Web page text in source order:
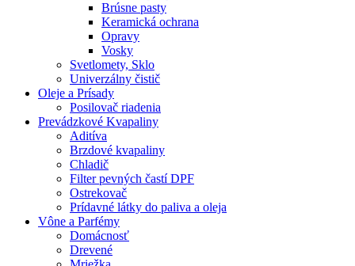
Brúsne pasty
Keramická ochrana
Opravy
Vosky
Svetlomety, Sklo
Univerzálny čistič
Oleje a Prísady
Posilovač riadenia
Prevádzkové Kvapaliny
Aditíva
Brzdové kvapaliny
Chladič
Filter pevných častí DPF
Ostrekovač
Prídavné látky do paliva a oleja
Vône a Parfémy
Domácnosť
Drevené